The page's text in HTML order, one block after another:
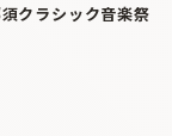
クラシック音楽祭